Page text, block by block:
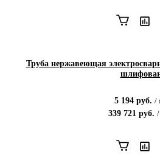
Труба нержавеющая
5 194 руб. /
339 721 руб. /